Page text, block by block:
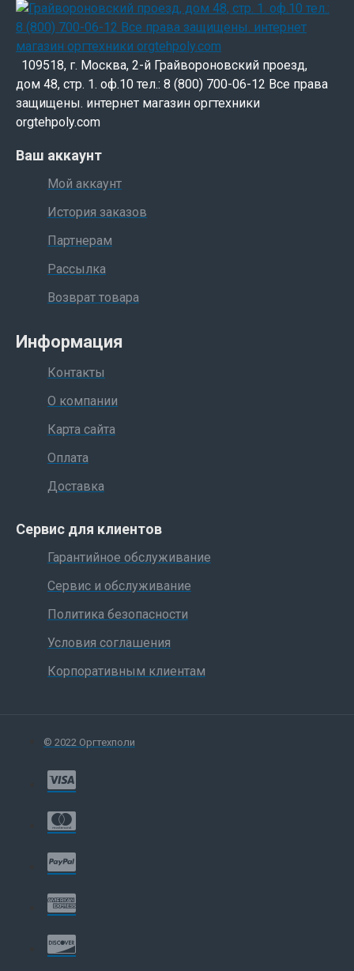
109518, г. Москва, 2-й Грайвороновский проезд,
дом 48, стр. 1. оф.10 тел.: 8 (800) 700-06-12 Все права
защищены. интернет магазин оргтехники
orgtehpoly.com
Ваш аккаунт
Мой аккаунт
История заказов
Партнерам
Рассылка
Возврат товара
Информация
Контакты
О компании
Карта сайта
Оплата
Доставка
Сервис для клиентов
Гарантийное обслуживание
Сервис и обслуживание
Политика безопасности
Условия соглашения
Корпоративным клиентам
© 2022 Оргтехполи